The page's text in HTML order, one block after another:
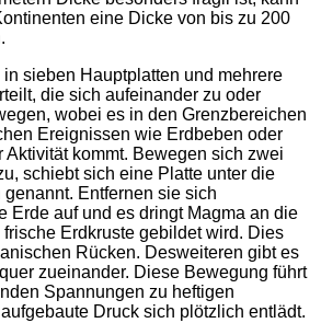
eine Dicke von bis zu 200
sieben Hauptplatten und mehrere
die sich aufeinander zu oder
wobei es in den Grenzbereichen
Ereignissen wie Erdbeben oder
kommt. Bewegen sich zwei
schiebt sich eine Platte unter die
Entfernen sie sich
Erde auf und es dringt Magma an die
Erdkruste gebildet wird. Dies
Rücken. Desweiteren gibt es
zueinander. Diese Bewegung führt
Spannungen zu heftigen
Druck sich plötzlich entlädt.